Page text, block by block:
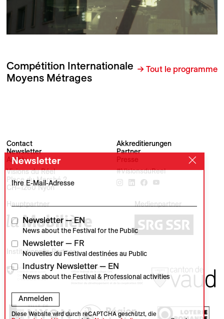
Compétition Internationale
Moyens Métrages
→ Tout le programme
Contact
Newsletter
Archiv
Akkreditierungen
Partner
Presse
Visions du Réel
Place du Marché 2
CH–1260 Nyon
#VisionsduReel
Hauptpartner Medienpartner
Institutionelle Partner
Newsletter
Ihre E-Mail-Adresse
Newsletter — EN
News about the Festival for the Public
Newsletter — FR
Nouvelles du Festival destinées au Public
Industry Newsletter — EN
News about the Festival & Professional activities
Anmelden
Diese Website wird durch reCAPTCHA geschützt, die